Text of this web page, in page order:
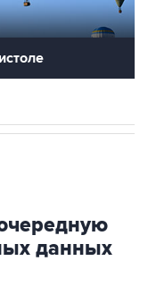
данных
- Пентагон